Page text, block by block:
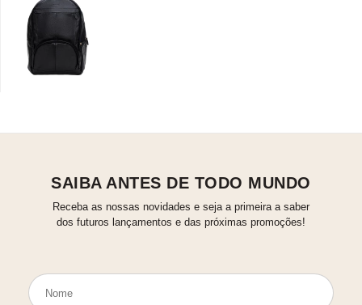
SAIBA ANTES DE TODO MUNDO
Receba as nossas novidades e seja a primeira a saber
dos futuros lançamentos e das próximas promoções!